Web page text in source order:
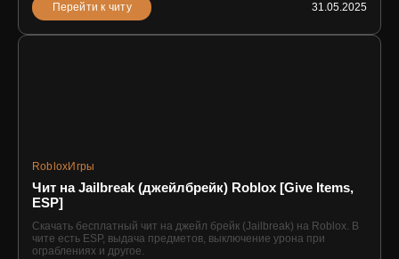
Перейти к читу 31.05.2025
RobloxИгры
Чит на Jailbreak (джейлбрейк) Roblox [Give Items,
ESP]
Скачать бесплатный чит на джейл брейк (Jailbreak) на Roblox. В
чите есть ESP, выдача предметов, выключение урона при
ограблениях и другое.